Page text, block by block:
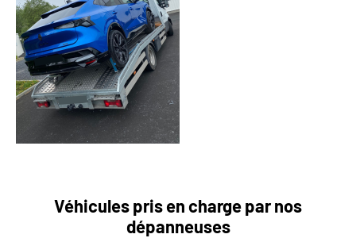
Véhicules pris en charge par nos
dépanneuses